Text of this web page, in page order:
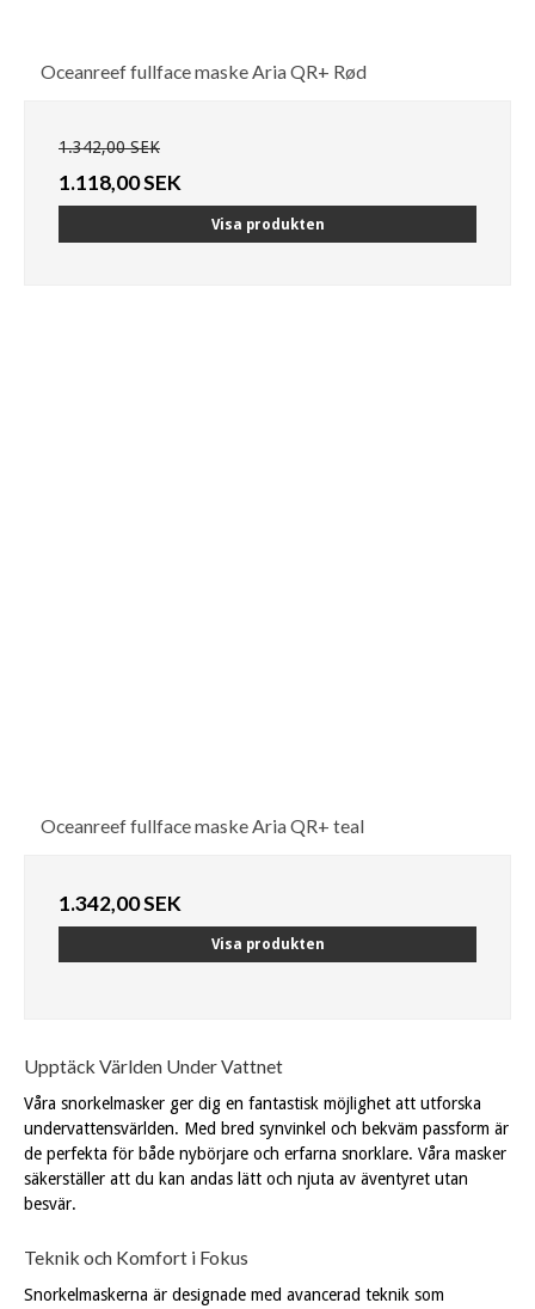
Oceanreef fullface maske Aria QR+ Rød
1.342,00 SEK
1.118,00 SEK
Visa produkten
Oceanreef fullface maske Aria QR+ teal
1.342,00 SEK
Visa produkten
Upptäck Världen Under Vattnet
Våra snorkelmasker ger dig en fantastisk möjlighet att utforska
undervattensvärlden. Med bred synvinkel och bekväm passform är
de perfekta för både nybörjare och erfarna snorklare. Våra masker
säkerställer att du kan andas lätt och njuta av äventyret utan
besvär.
Teknik och Komfort i Fokus
Snorkelmaskerna är designade med avancerad teknik som